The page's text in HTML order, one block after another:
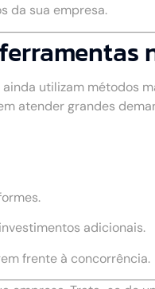
da sua empresa.
ainda utilizam métodos
atender grandes
adicionais.
frente à concorrência.